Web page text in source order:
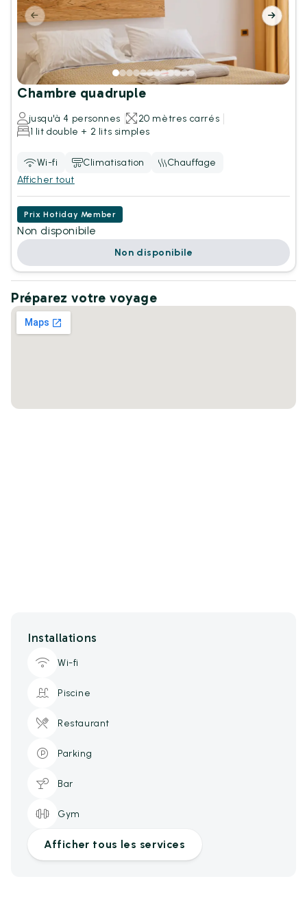
Chambre quadruple
jusqu'à 4 personnes
20 mètres carrés
1 lit double + 2 lits simples
Wi-fi Climatisation
Chauffage
Afficher tout
Prix Hotiday Member
Non disponibile
Non disponibile
Préparez votre voyage
Installations
Wi-fi
Piscine
Restaurant
Parking
Bar
Gym
Afficher tous les services